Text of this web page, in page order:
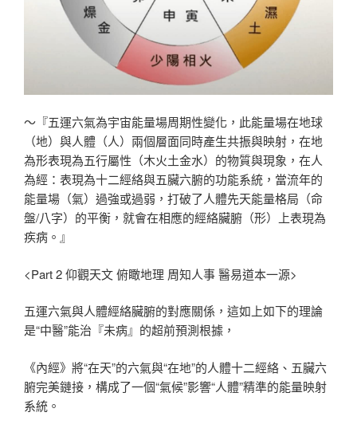
～『五運六氣為宇宙能量場周期性變化，此能量場在地球
（地）與人體（人）兩個層面同時產生共振與映射，在地
為形表現為五行屬性（木火土金水）的物質與現象，在人
為經：表現為十二經絡與五臟六腑的功能系統，當流年的
能量場（氣）過強或過弱，打破了人體先天能量格局（命
盤/八字）的平衡，就會在相應的經絡臟腑（形）上表現為
疾病。』
<Part 2 仰觀天文 俯瞰地理 周知人事 醫易道本一源>
五運六氣與人體經絡臟腑的對應關係，這如上如下的理論
是“中醫”能治『未病』的超前預測根據，
《內經》將“在天”的六氣與“在地”的人體十二經絡、五臟六
腑完美鏈接，構成了一個“氣候”影響“人體”精準的能量映射
系統。